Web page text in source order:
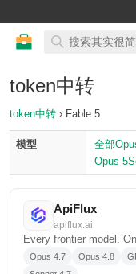
token中转
token中转 › Fable 5
模型 全部
Opus 5
ApiFlux
apiflux.ai
Every frontier model.
Opus 4.7 Opus 4.8